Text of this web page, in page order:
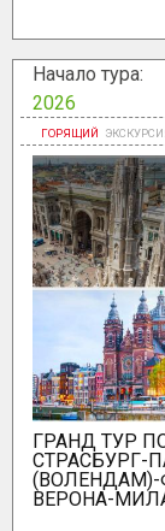
Начало тура:
2026
ГРАНД ТУР
СТРАСБУРГ-
ВЕРОНА-